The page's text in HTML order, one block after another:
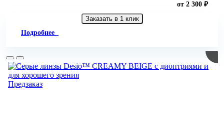
от 2 300 ₽
Заказать в 1 клик
Подробнее
Предзаказ